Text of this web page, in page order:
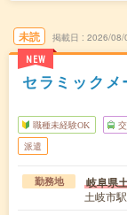
未読
NEW
掲載日 2026/08/
セラミック
職種未経験OK
派遣
勤務地 岐阜県
土岐市